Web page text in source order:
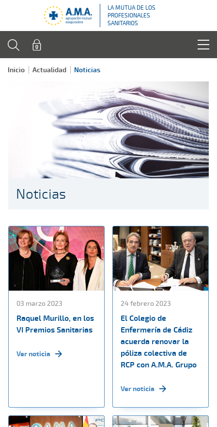
LA MUTUA DE LOS
PROFESIONALES
SANITARIOS
Inicio Actualidad Noticias
Noticias
03 marzo 2023
Raquel Murillo, en los
VI Premios Sanitarias
Ver noticia
24 febrero 2023
El Colegio de
Enfermería de Cádiz
acuerda renovar la
póliza colectiva de
RCP con A.M.A. Grupo
Ver noticia